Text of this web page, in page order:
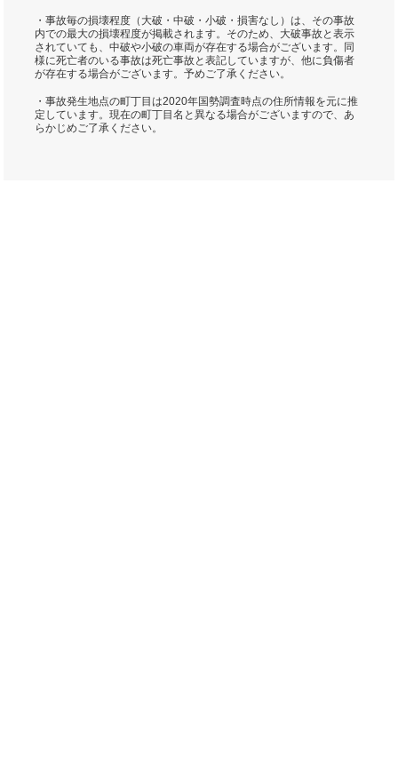
・事故毎の損壊程度（大破・中破・小破・損害なし）は、その事故
内での最大の損壊程度が掲載されます。そのため、大破事故と表示
されていても、中破や小破の車両が存在する場合がございます。同
様に死亡者のいる事故は死亡事故と表記していますが、他に負傷者
が存在する場合がございます。予めご了承ください。
・事故発生地点の町丁目は2020年国勢調査時点の住所情報を元に推
定しています。現在の町丁目名と異なる場合がございますので、あ
らかじめご了承ください。